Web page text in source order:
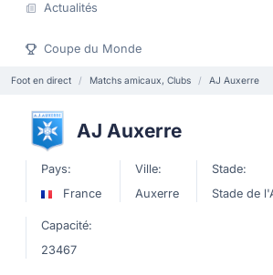
Actualités
Coupe du Monde
Foot en direct Matchs amicaux, Clubs AJ Auxerre
AJ Auxerre
Pays:
France
Ville:
Auxerre
Stade:
Stade de
Capacité:
23467